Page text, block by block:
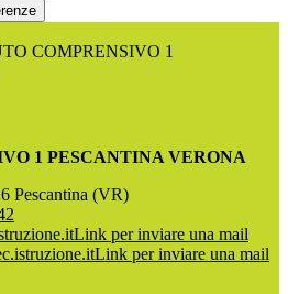
COMPRENSIVO 1
1 PESCANTINA VERONA
Pescantina (VR)
Link per inviare una mail
Link per inviare una mail